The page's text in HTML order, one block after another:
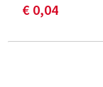
€ 0,04